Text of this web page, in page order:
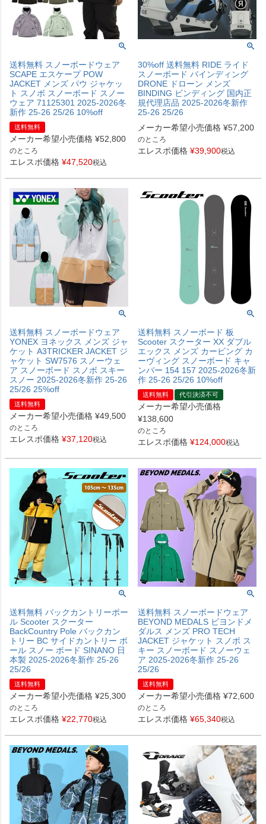
送料無料 スノーボードウェア
SCAPE エスケープ POW
JACKET メンズ パウ ジャケッ
ト スノボ スノーボード スノー
ウェア 71125301 2025-2026冬
新作 25-26 25/26 10%off
送料無料
メーカー希望小売価格 ¥52,800
のところ
エレスポ価格 ¥47,520税込
30%off 送料無料 RIDE ライド
スノーボード バインディング
DRONE ドローン メンズ
BINDING ビンディング 国内正
規代理店品 2025-2026冬新作
25-26 25/26
メーカー希望小売価格 ¥57,200
のところ
エレスポ価格 ¥39,900税込
送料無料 スノーボードウェア
YONEX ヨネックス メンズ ジャ
ケット A3TRICKER JACKET ジ
ャケット SW7576 スノーウェ
ア スノーボード スノボ スキー
スノー 2025-2026冬新作 25-26
25/26 25%off
送料無料
メーカー希望小売価格 ¥49,500
のところ
エレスポ価格 ¥37,120税込
送料無料 スノーボード 板
Scooter スクーター XX ダブル
エックス メンズ カービング カ
ーヴィング スノーボード キャ
ンバー 154 157 2025-2026冬新
作 25-26 25/26 10%off
送料無料 代引決済不可
メーカー希望小売価格
¥138,600
のところ
エレスポ価格 ¥124,000税込
送料無料 バックカントリーポー
ル Scooter スクーター
BackCountry Pole バックカン
トリー BC サイドカントリー ポ
ール スノー ボード SINANO 日
本製 2025-2026冬新作 25-26
25/26
送料無料
メーカー希望小売価格 ¥25,300
のところ
エレスポ価格 ¥22,770税込
送料無料 スノーボードウェア
BEYOND MEDALS ビヨンドメ
ダルス メンズ PRO TECH
JACKET ジャケット スノボ ス
キー スノーボード スノーウェ
ア 2025-2026冬新作 25-26
25/26
送料無料
メーカー希望小売価格 ¥72,600
のところ
エレスポ価格 ¥65,340税込